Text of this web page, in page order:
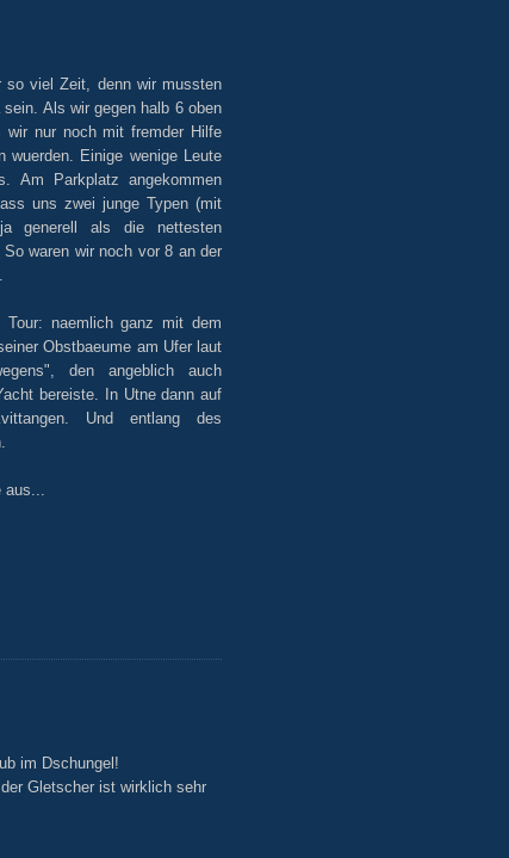
so viel Zeit, denn wir mussten
Als wir gegen halb 6 oben
wir nur noch mit fremder Hilfe
wuerden. Einige wenige Leute
Am Parkplatz angekommen
uns zwei junge Typen (mit
generell als die nettesten
waren wir noch vor 8 an der
naemlich ganz mit dem
Obstbaeume am Ufer laut
den angeblich auch
bereiste. In Utne dann auf
Und entlang des
im Dschungel!
Gletscher ist wirklich sehr